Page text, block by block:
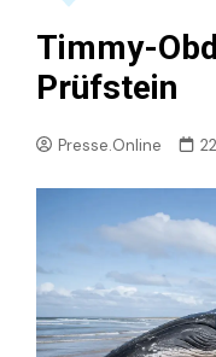
Timmy-
Prüfstein
Presse.Online